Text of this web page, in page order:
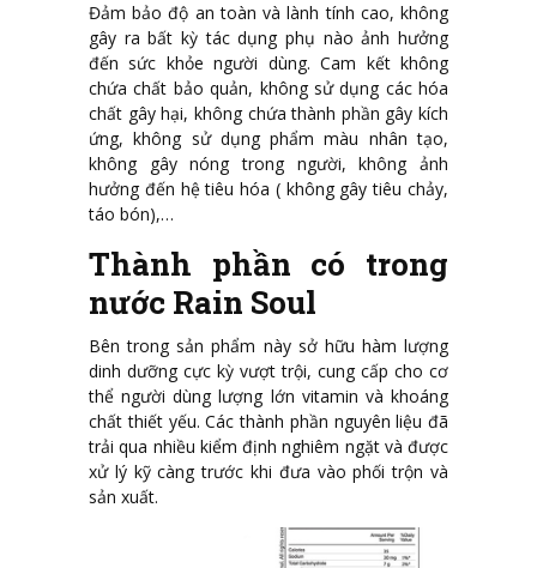
Đảm bảo độ an toàn và lành tính cao, không
gây ra bất kỳ tác dụng phụ nào ảnh hưởng
đến sức khỏe người dùng. Cam kết không
chứa chất bảo quản, không sử dụng các hóa
chất gây hại, không chứa thành phần gây kích
ứng, không sử dụng phẩm màu nhân tạo,
không gây nóng trong người, không ảnh
hưởng đến hệ tiêu hóa ( không gây tiêu chảy,
táo bón),…
Thành phần có trong
nước Rain Soul
Bên trong sản phẩm này sở hữu hàm lượng
dinh dưỡng cực kỳ vượt trội, cung cấp cho cơ
thể người dùng lượng lớn vitamin và khoáng
chất thiết yếu. Các thành phần nguyên liệu đã
trải qua nhiều kiểm định nghiêm ngặt và được
xử lý kỹ càng trước khi đưa vào phối trộn và
sản xuất.